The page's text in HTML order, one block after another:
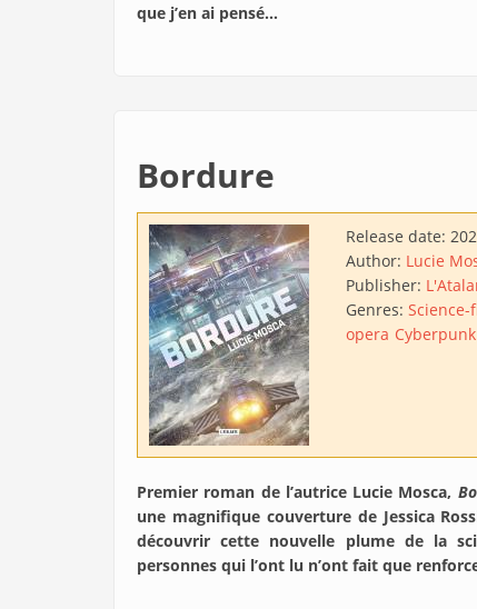
que j’en ai pensé…
Bordure
Release date:
Author: Lucie
Publisher:
Genres: Science-
opera Cyberpunk
Premier roman de l’autrice Lucie Mosca,
une magnifique couverture de Jessica
découvrir cette nouvelle plume de la
personnes qui l’ont lu n’ont fait que